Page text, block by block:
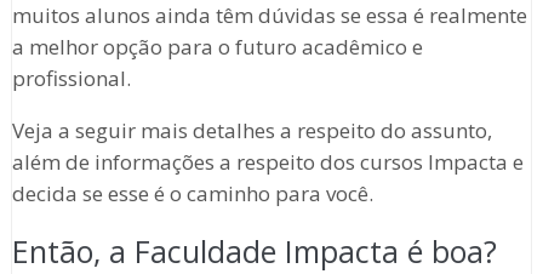
muitos alunos ainda têm dúvidas se essa é realmente
a melhor opção para o futuro acadêmico e
profissional.
Veja a seguir mais detalhes a respeito do assunto,
além de informações a respeito dos cursos Impacta e
decida se esse é o caminho para você.
Então, a Faculdade Impacta é boa?